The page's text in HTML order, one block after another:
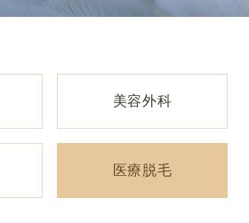
美容外科
医療脱毛